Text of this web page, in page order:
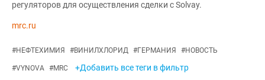
регуляторов для осуществления сделки с Solvay.
mrc.ru
#НЕФТЕХИМИЯ #ВИНИЛХЛОРИД #ГЕРМАНИЯ #НОВОСТЬ
#VYNOVA #MRC +Добавить все теги в фильтр